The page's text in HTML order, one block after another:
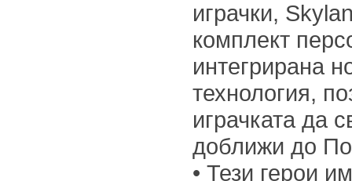
играчки,
комплект
интегрирана
технология,
играчката да
доближи до
• Тези герои